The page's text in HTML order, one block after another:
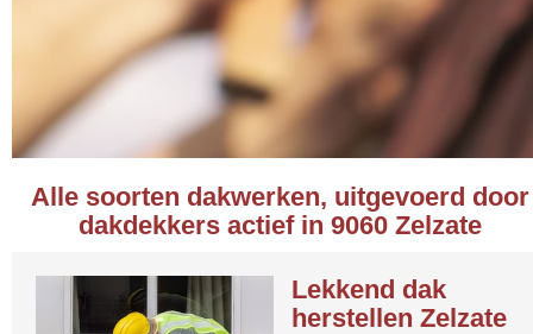
Alle soorten dakwerken, uitgevoerd door
dakdekkers actief in 9060 Zelzate
Lekkend dak
herstellen Zelzate